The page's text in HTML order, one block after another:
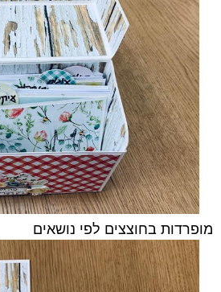
מופרדות בחוצצים לפי נושאים